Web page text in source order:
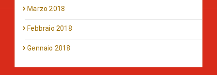
Marzo 2018
Febbraio 2018
Gennaio 2018